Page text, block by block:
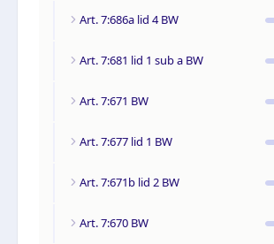
Art. 7:686a lid 4 BW
Art. 7:681 lid 1 sub a BW
Art. 7:671 BW
Art. 7:677 lid 1 BW
Art. 7:671b lid 2 BW
Art. 7:670 BW